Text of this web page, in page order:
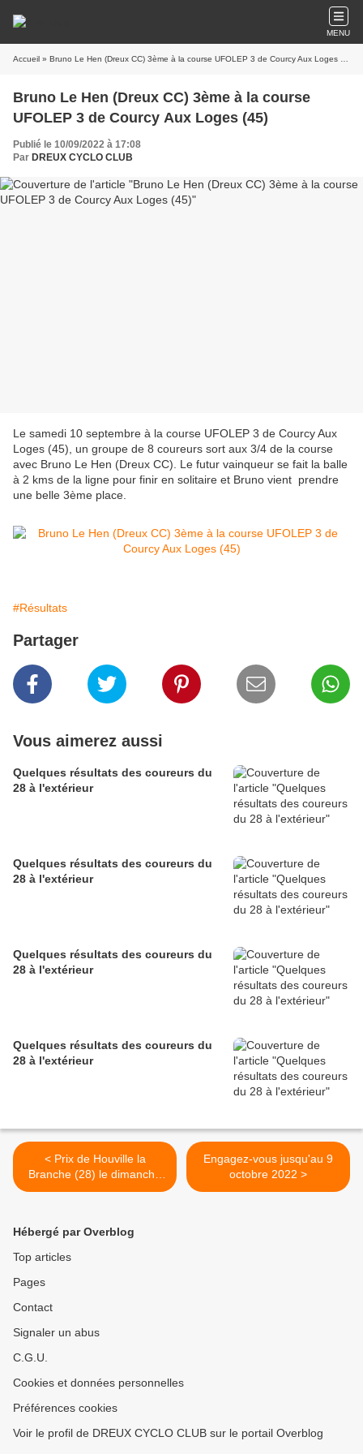
MENU
Accueil » Bruno Le Hen (Dreux CC) 3ème à la course UFOLEP 3 de Courcy Aux Loges (45)
Bruno Le Hen (Dreux CC) 3ème à la course
UFOLEP 3 de Courcy Aux Loges (45)
Publié le 10/09/2022 à 17:08
Par DREUX CYCLO CLUB
Le samedi 10 septembre à la course UFOLEP 3 de Courcy Aux
Loges (45), un groupe de 8 coureurs sort aux 3/4 de la course
avec Bruno Le Hen (Dreux CC). Le futur vainqueur se fait la balle
à 2 kms de la ligne pour finir en solitaire et Bruno vient prendre
une belle 3ème place.
#Résultats
Partager
Vous aimerez aussi
Quelques résultats des coureurs du
28 à l'extérieur
Quelques résultats des coureurs du
28 à l'extérieur
Quelques résultats des coureurs du
28 à l'extérieur
Quelques résultats des coureurs du
28 à l'extérieur
< Prix de Houville la
Branche (28) le dimanche
25 septembre en 2, 3, J et
Engagez-vous jusqu'au 9
octobre 2022 >
Hébergé par Overblog
Top articles
Pages
Contact
Signaler un abus
C.G.U.
Cookies et données personnelles
Préférences cookies
Voir le profil de DREUX CYCLO CLUB sur le portail Overblog